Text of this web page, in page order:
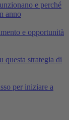
e perché
anno
e opportunità
questa strategia di
per iniziare a